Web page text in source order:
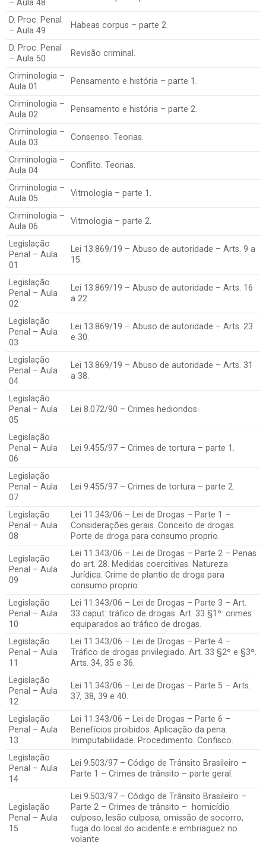
– Aula 48
D. Proc. Penal
– Aula 49
Habeas corpus – parte 2.
D. Proc. Penal
– Aula 50
Revisão criminal.
Criminologia –
Aula 01
Pensamento e história – parte 1.
Criminologia –
Aula 02
Pensamento e história – parte 2.
Criminologia –
Aula 03
Consenso. Teorias.
Criminologia –
Aula 04
Conflito. Teorias.
Criminologia –
Aula 05
Vitmologia – parte 1.
Criminologia –
Aula 06
Vitmologia – parte 2.
Legislação
Penal – Aula
01
Lei 13.869/19 – Abuso de autoridade – Arts. 9 a
15.
Legislação
Penal – Aula
02
Lei 13.869/19 – Abuso de autoridade – Arts. 16
a 22.
Legislação
Penal – Aula
03
Lei 13.869/19 – Abuso de autoridade – Arts. 23
e 30.
Legislação
Penal – Aula
04
Lei 13.869/19 – Abuso de autoridade – Arts. 31
a 38.
Legislação
Penal – Aula
05
Lei 8.072/90 – Crimes hediondos.
Legislação
Penal – Aula
06
Lei 9.455/97 – Crimes de tortura – parte 1.
Legislação
Penal – Aula
07
Lei 9.455/97 – Crimes de tortura – parte 2.
Legislação
Penal – Aula
08
Lei 11.343/06 – Lei de Drogas – Parte 1 –
Considerações gerais. Conceito de drogas.
Porte de droga para consumo proprio.
Legislação
Penal – Aula
09
Lei 11.343/06 – Lei de Drogas – Parte 2 – Penas
do art. 28. Medidas coercitivas. Natureza
Jurídica. Crime de plantio de droga para
consumo proprio.
Legislação
Penal – Aula
10
Lei 11.343/06 – Lei de Drogas – Parte 3 – Art.
33 caput: tráfico de drogas. Art. 33 §1º: crimes
equiparados ao tráfico de drogas.
Legislação
Penal – Aula
11
Lei 11.343/06 – Lei de Drogas – Parte 4 –
Tráfico de drogas privilegiado. Art. 33 §2º e §3º.
Arts. 34, 35 e 36.
Legislação
Penal – Aula
12
Lei 11.343/06 – Lei de Drogas – Parte 5 – Arts.
37, 38, 39 e 40.
Legislação
Penal – Aula
13
Lei 11.343/06 – Lei de Drogas – Parte 6 –
Benefícios proibidos. Aplicação da pena.
Inimputabilidade. Procedimento. Confisco.
Legislação
Penal – Aula
14
Lei 9.503/97 – Código de Trânsito Brasileiro –
Parte 1 – Crimes de trânsito – parte geral.
Legislação
Penal – Aula
15
Lei 9.503/97 – Código de Trânsito Brasileiro –
Parte 2 – Crimes de trânsito – homicídio
culposo, lesão culposa, omissão de socorro,
fuga do local do acidente e embriaguez no
volante.